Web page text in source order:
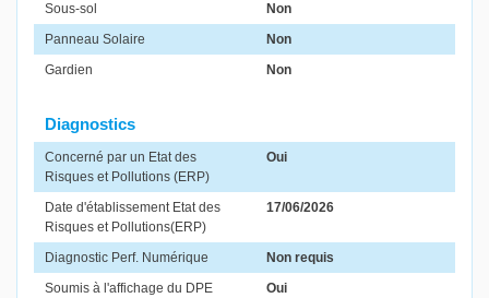
Sous-sol
Non
Panneau Solaire
Non
Gardien
Non
Diagnostics
Concerné par un Etat des
Risques et Pollutions (ERP)
Oui
Date d'établissement Etat des
Risques et Pollutions(ERP)
17/06/2026
Diagnostic Perf. Numérique
Non requis
Soumis à l'affichage du DPE
Oui